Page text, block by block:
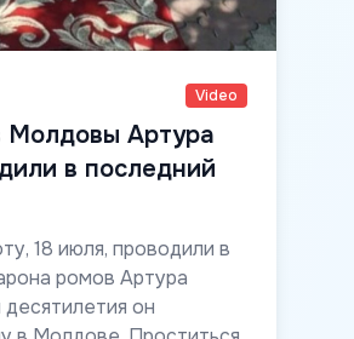
Video
Молдовы Артура
в последний
18 июля, проводили в
ромов Артура
он